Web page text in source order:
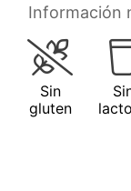
Información
Sin
gluten